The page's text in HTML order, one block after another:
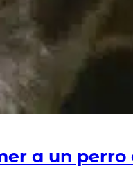
a un